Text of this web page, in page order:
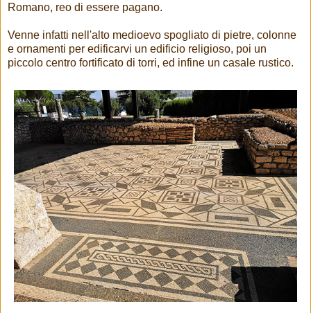
Romano, reo di essere pagano.
Venne infatti nell'alto medioevo spogliato di pietre, colonne
e ornamenti per edificarvi un edificio religioso, poi un
piccolo centro fortificato di torri, ed infine un casale rustico.